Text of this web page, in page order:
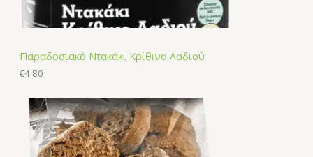
Παραδοσιακό Ντακάκι Κρίθινο Λαδιού
€4.80